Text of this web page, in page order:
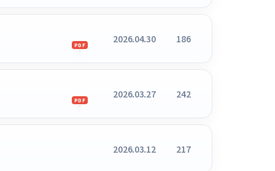
PDF
2026.04.30 186
PDF
2026.03.27 242
2026.03.12 217